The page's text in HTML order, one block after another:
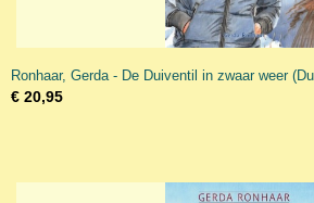
Ronhaar, Gerda - De Duiventil in zwaar weer
€ 20,95